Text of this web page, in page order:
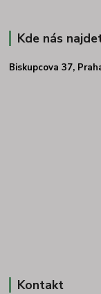
Kde nás
Biskupcova 37,
Kontakt